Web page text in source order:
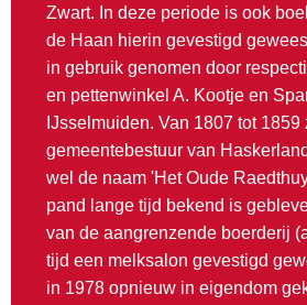
Zwart. In deze periode is ook
de Haan hierin gevestigd
in gebruik genomen door
en pettenwinkel A. Kootje en
IJsselmuiden. Van 1807 tot
gemeentebestuur van
wel de naam 'Het Oude
pand lange tijd bekend is
van de aangrenzende boerderij
tijd een melksalon gevestigd
in 1978 opnieuw in eigendom